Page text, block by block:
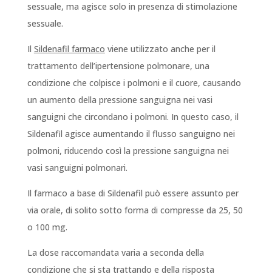
sessuale, ma agisce solo in presenza di stimolazione
sessuale.
Il Sildenafil farmaco viene utilizzato anche per il
trattamento dell’ipertensione polmonare, una
condizione che colpisce i polmoni e il cuore, causando
un aumento della pressione sanguigna nei vasi
sanguigni che circondano i polmoni. In questo caso, il
Sildenafil agisce aumentando il flusso sanguigno nei
polmoni, riducendo così la pressione sanguigna nei
vasi sanguigni polmonari.
Il farmaco a base di Sildenafil può essere assunto per
via orale, di solito sotto forma di compresse da 25, 50
o 100 mg.
La dose raccomandata varia a seconda della
condizione che si sta trattando e della risposta